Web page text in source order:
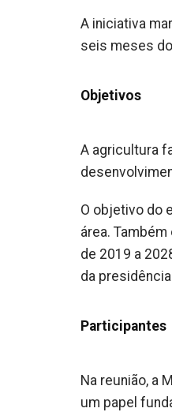
A iniciativa
seis meses
Objetivos
A agricultura
O objetivo do
área.
de 2019 a
da
Participantes
Na reunião, a
um papel